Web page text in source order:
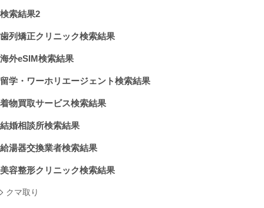
検索結果2
歯列矯正クリニック検索結果
海外eSIM検索結果
留学・ワーホリエージェント検索結果
着物買取サービス検索結果
結婚相談所検索結果
給湯器交換業者検索結果
美容整形クリニック検索結果
クマ取り